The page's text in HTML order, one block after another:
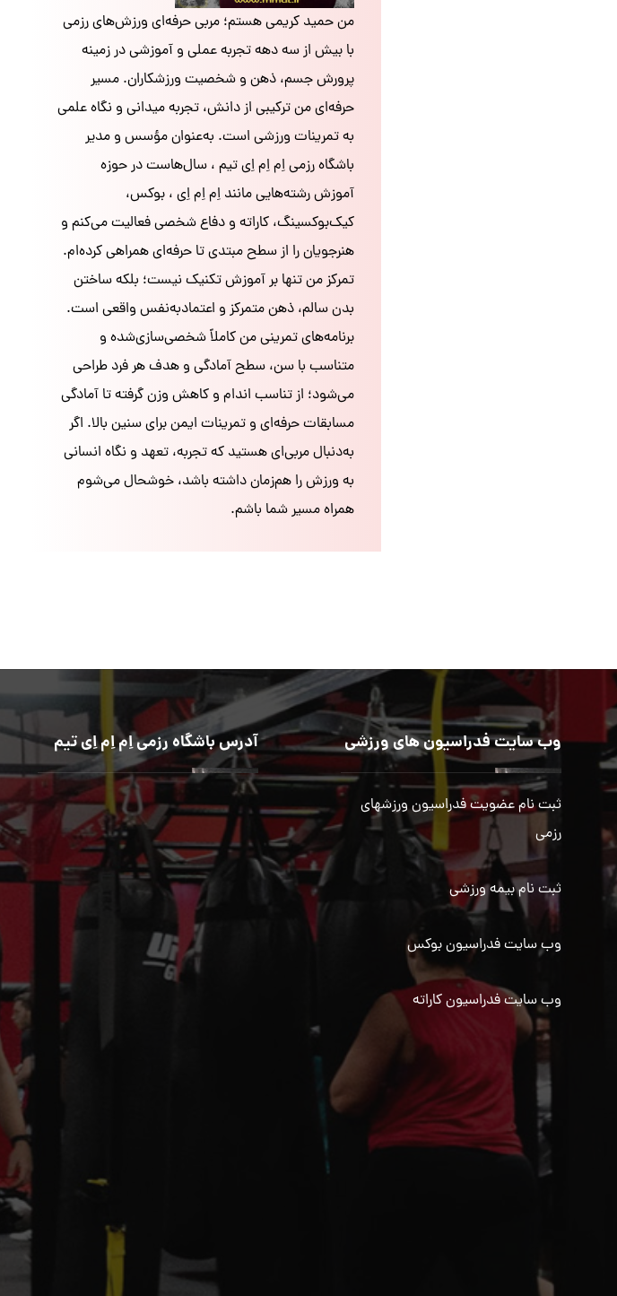
من حمید کریمی هستم؛ مربی حرفه‌ای ورزش‌های رزمی
با بیش از سه دهه تجربه عملی و آموزشی در زمینه
پرورش جسم، ذهن و شخصیت ورزشکاران. مسیر
حرفه‌ای من ترکیبی از دانش، تجربه میدانی و نگاه علمی
به تمرینات ورزشی است. به‌عنوان مؤسس و مدیر
باشگاه رزمی اِم اِم اِی تیم ، سال‌هاست در حوزه
آموزش رشته‌هایی مانند اِم اِم اِی ، بوکس،
کیک‌بوکسینگ، کاراته و دفاع شخصی فعالیت می‌کنم و
هنرجویان را از سطح مبتدی تا حرفه‌ای همراهی کرده‌ام.
تمرکز من تنها بر آموزش تکنیک نیست؛ بلکه ساختن
بدن سالم، ذهن متمرکز و اعتمادبه‌نفس واقعی است.
برنامه‌های تمرینی من کاملاً شخصی‌سازی‌شده و
متناسب با سن، سطح آمادگی و هدف هر فرد طراحی
می‌شود؛ از تناسب اندام و کاهش وزن گرفته تا آمادگی
مسابقات حرفه‌ای و تمرینات ایمن برای سنین بالا. اگر
به‌دنبال مربی‌ای هستید که تجربه، تعهد و نگاه انسانی
به ورزش را هم‌زمان داشته باشد، خوشحال می‌شوم
همراه مسیر شما باشم.
وب سایت فدراسیون های ورزشی
ثبت نام عضویت فدراسیون ورزشهای
رزمی
ثبت نام بیمه ورزشی
وب سایت فدراسیون بوکس
وب سایت فدراسیون کاراته
آدرس باشگاه رزمی اِم اِم اِی تیم